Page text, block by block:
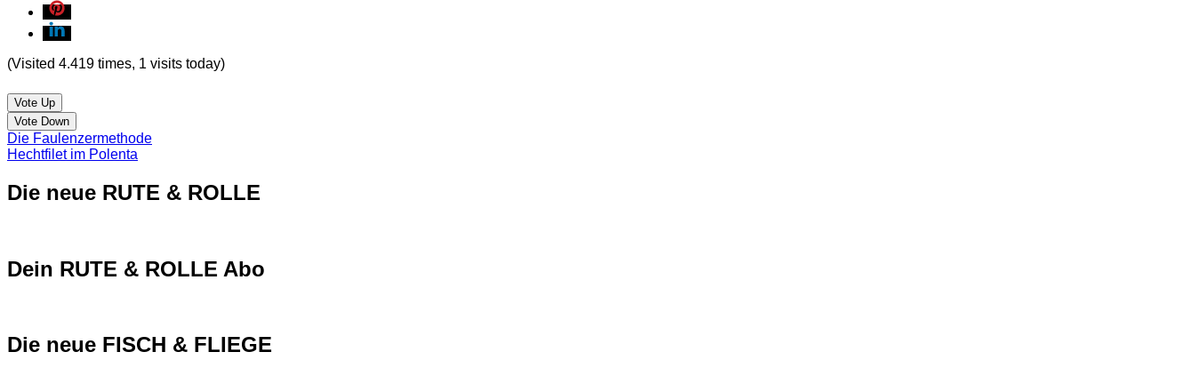
(Visited 4.419 times, 1 visits today)
Vote Up
Vote Down
Die Faulenzermethode
Hechtfilet im Polenta
Die neue RUTE & ROLLE
Dein RUTE & ROLLE Abo
Die neue FISCH & FLIEGE